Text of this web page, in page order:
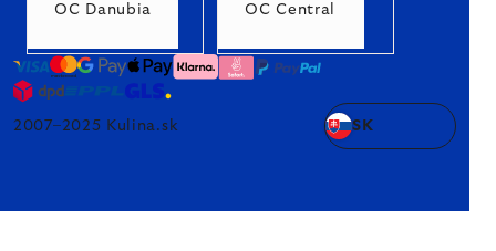
OC Danubia OC Central
2007–2025 Kulina.sk SK